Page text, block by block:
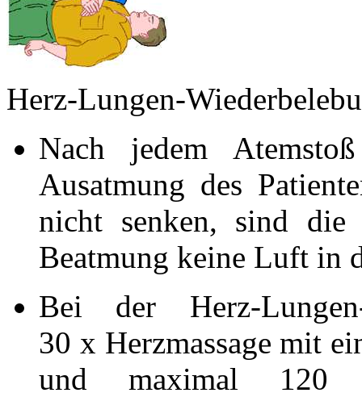
Herz-Lungen-
Nach jedem
Ausatmung des
nicht senken, sind die
Beatmung keine Luft in
Bei der Herz-
30 x Herzmassage mit
und maximal 120